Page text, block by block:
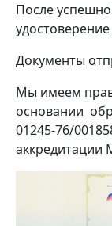
После
Документы
Мы имеем
основании
01245-76/
аккредитации